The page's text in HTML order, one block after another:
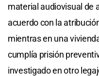
material audiovisual de
acuerdo con la
mientras en una
cumplía prisión
investigado en otro